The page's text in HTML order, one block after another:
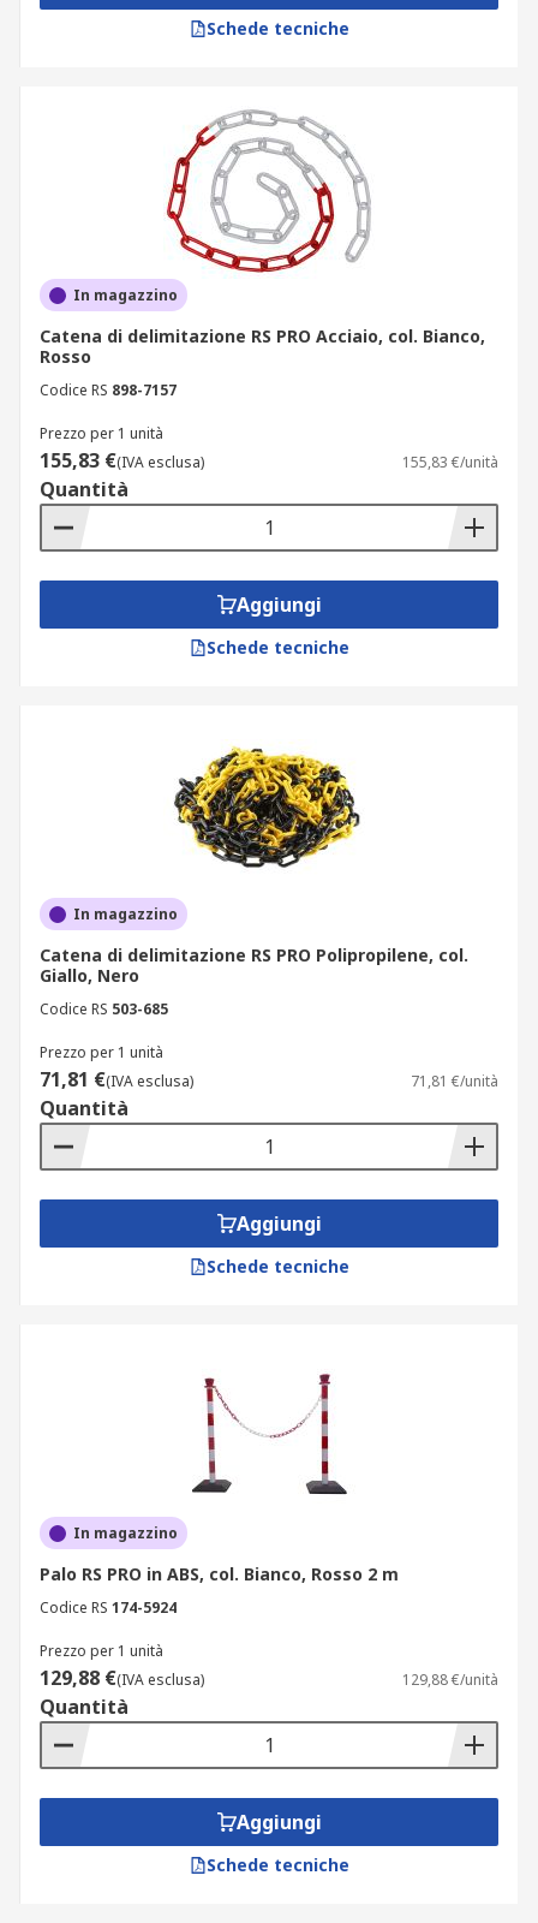
Schede tecniche
In magazzino
Catena di delimitazione RS PRO Acciaio, col. Bianco,
Rosso
Codice RS 898-7157
Prezzo per 1 unità
155,83 €(IVA esclusa) 155,83 €/unità
Quantità
Aggiungi
Schede tecniche
In magazzino
Catena di delimitazione RS PRO Polipropilene, col.
Giallo, Nero
Codice RS 503-685
Prezzo per 1 unità
71,81 €(IVA esclusa) 71,81 €/unità
Quantità
Aggiungi
Schede tecniche
In magazzino
Palo RS PRO in ABS, col. Bianco, Rosso 2 m
Codice RS 174-5924
Prezzo per 1 unità
129,88 €(IVA esclusa) 129,88 €/unità
Quantità
Aggiungi
Schede tecniche